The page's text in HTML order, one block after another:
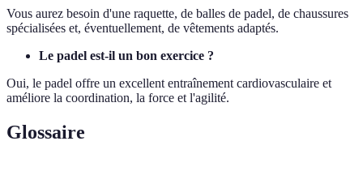
Vous aurez besoin d'une raquette, de balles de padel, de chaussures
spécialisées et, éventuellement, de vêtements adaptés.
Le padel est-il un bon exercice ?
Oui, le padel offre un excellent entraînement cardiovasculaire et
améliore la coordination, la force et l'agilité.
Glossaire